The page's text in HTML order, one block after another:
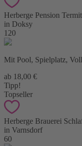
Herberge Pension Termit
in Doksy
120
Mit Pool, Spielplatz,
ab 18,00 €
Tipp!
Topseller
Herberge Brauerei
in Varnsdorf
60